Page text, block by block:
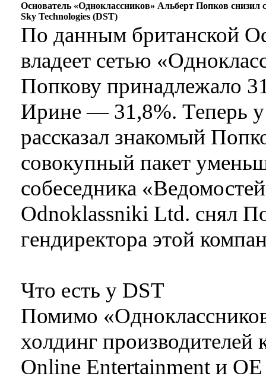
Основатель «Одноклассников» Альберт Попков
Sky Technologies (DST)
По данным британской
владеет сетью
Попкову принадлежало
Ирине — 31,8%. Теперь у
рассказал знакомый
совокупный пакет
собеседника
Odnoklassniki Ltd. снял
гендиректора этой
Что есть у DST
Помимо
холдинг
Online Entertainment и